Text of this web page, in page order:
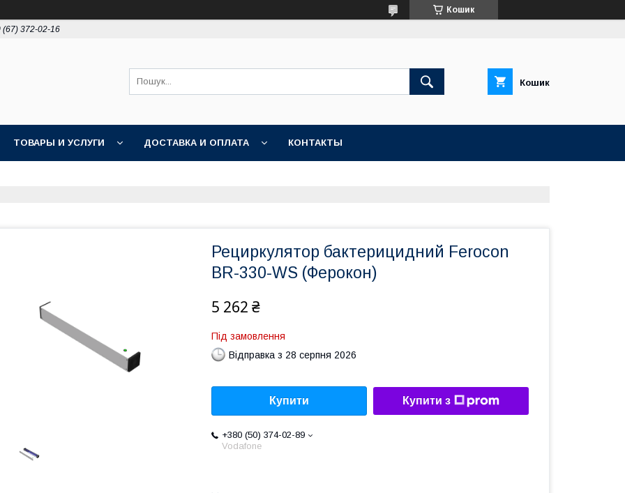
Кошик
(67) 372-02-16
Кошик
ТОВАРЫ И УСЛУГИ ДОСТАВКА И ОПЛАТА КОНТАКТЫ
Рециркулятор бактерицидний Ferocon
BR-330-WS (Ферокон)
5 262 ₴
Під замовлення
Відправка з 28 серпня 2026
Купити Купити з
+380 (50) 374-02-89
Vodafone